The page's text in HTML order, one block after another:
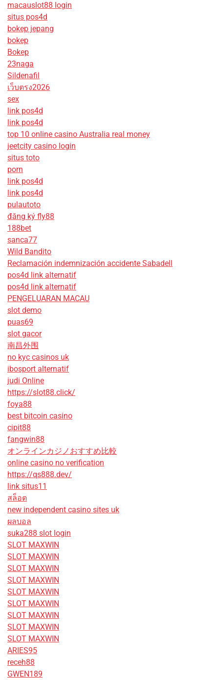
macauslot88 login
situs pos4d
bokep jepang
bokep
Bokep
23naga
Sildenafil
เว็บตรง2026
sex
link pos4d
link pos4d
top 10 online casino Australia real money
jeetcity casino login
situs toto
porn
link pos4d
link pos4d
pulautoto
đăng ký fly88
188bet
sanca77
Wild Bandito
Reclamación indemnización accidente Sabadell
pos4d link alternatif
pos4d link alternatif
PENGELUARAN MACAU
slot demo
puas69
slot gacor
南昌外围
no kyc casinos uk
ibosport alternatif
judi Online
https://slot88.click/
foya88
best bitcoin casino
cipit88
fangwin88
オンラインカジノおすすめ比較
online casino no verification
https://qs888.dev/
link situs11
สล็อต
new independent casino sites uk
ผลบอล
suka288 slot login
SLOT MAXWIN
SLOT MAXWIN
SLOT MAXWIN
SLOT MAXWIN
SLOT MAXWIN
SLOT MAXWIN
SLOT MAXWIN
SLOT MAXWIN
SLOT MAXWIN
ARIES95
receh88
GWEN189